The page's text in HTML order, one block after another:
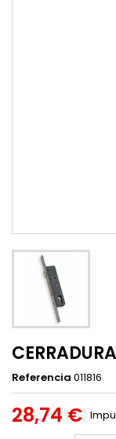
Referencia 011816
28,74 €